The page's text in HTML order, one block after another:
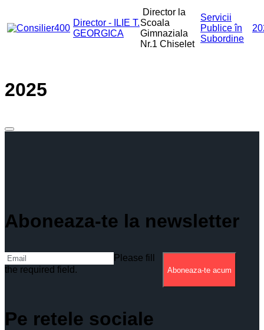
Director - ILIE T.
GEORGICA
Director la
Scoala
Gimnaziala
Nr.1 Chiselet
Servicii
Publice în
Subordine
2025
Aboneaza-te la newsletter
Please fill
the required field.
Aboneaza-te acum
Pe retele sociale